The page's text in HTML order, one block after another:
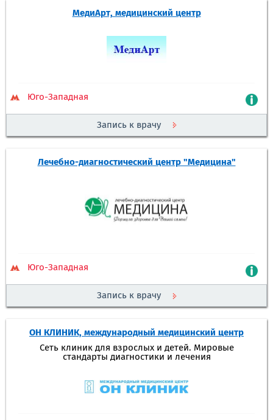
МедиАрт, медицинский центр
Юго-Западная
Запись к врачу
Лечебно-диагностический центр "Медицина"
Юго-Западная
Запись к врачу
ОН КЛИНИК, международный медицинский центр
Сеть клиник для взрослых и детей. Мировые
стандарты диагностики и лечения